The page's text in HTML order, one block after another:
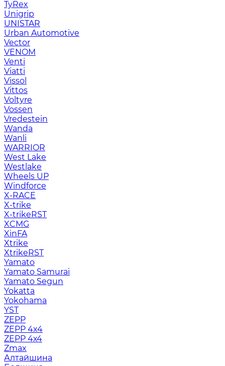
TyRex
Unigrip
UNISTAR
Urban Automotive
Vector
VENOM
Venti
Viatti
Vissol
Vittos
Voltyre
Vossen
Vredestein
Wanda
Wanli
WARRIOR
West Lake
Westlake
Wheels UP
Windforce
X-RACE
X-trike
X-trikeRST
XCMG
XinFA
Xtrike
XtrikeRST
Yamato
Yamato Samurai
Yamato Segun
Yokatta
Yokohama
YST
ZEPP
ZEPP 4x4
ZEPP 4х4
Zmax
Алтайшина